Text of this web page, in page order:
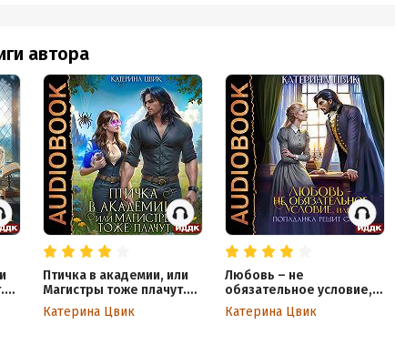
автора
Птичка в академии, или
Магистры тоже плачут.
Книга 2
Катерина Цвик
Любовь – не
обязательное условие,
или Попаданка решит
сама!
Катерина Цвик